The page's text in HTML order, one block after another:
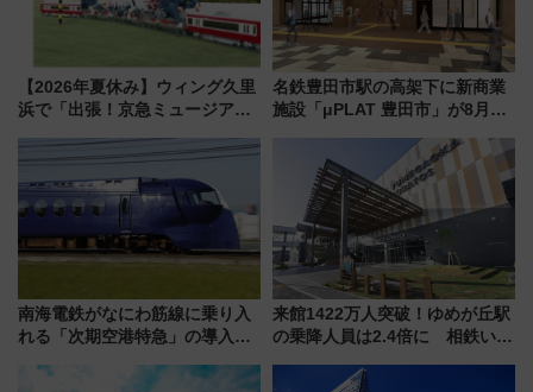
【2026年夏休み】ウィング久里
浜で「出張！京急ミュージア
ラリーや子ども制服撮影も
名鉄豊田市駅の高架下に新商業
施設「μPLAT 豊田市」が8月26
南海電鉄がなにわ筋線に乗り入
れる「次期空港特急」の導入を
日本初の鉄道デザイン
来館1422万人突破！ゆめが丘駅
の乗降人員は2.4倍に 相鉄いず
年祭にそうにゃん＆DB.スター